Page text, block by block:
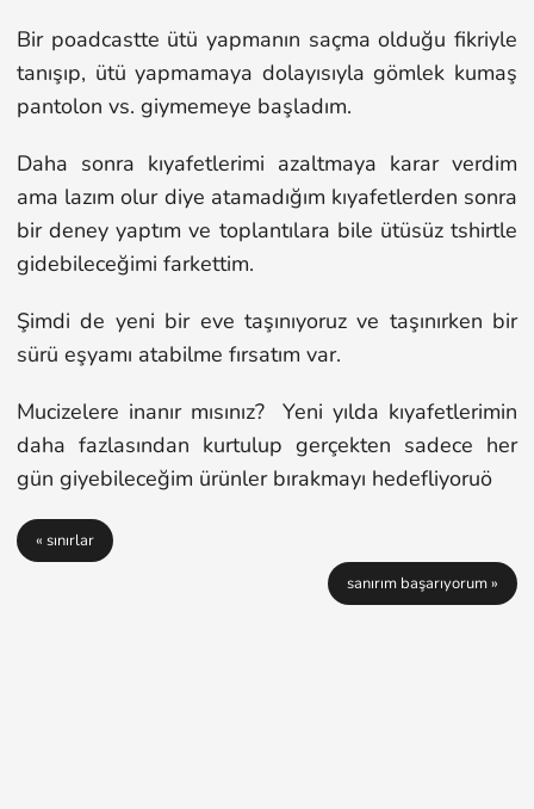
Bir poadcastte ütü yapmanın saçma olduğu fikriyle
tanışıp, ütü yapmamaya dolayısıyla gömlek kumaş
pantolon vs. giymemeye başladım.
Daha sonra kıyafetlerimi azaltmaya karar verdim
ama lazım olur diye atamadığım kıyafetlerden sonra
bir deney yaptım ve toplantılara bile ütüsüz tshirtle
gidebileceğimi farkettim.
Şimdi de yeni bir eve taşınıyoruz ve taşınırken bir
sürü eşyamı atabilme fırsatım var.
Mucizelere inanır mısınız? Yeni yılda kıyafetlerimin
daha fazlasından kurtulup gerçekten sadece her
gün giyebileceğim ürünler bırakmayı hedefliyoruö
« sınırlar
sanırım başarıyorum »